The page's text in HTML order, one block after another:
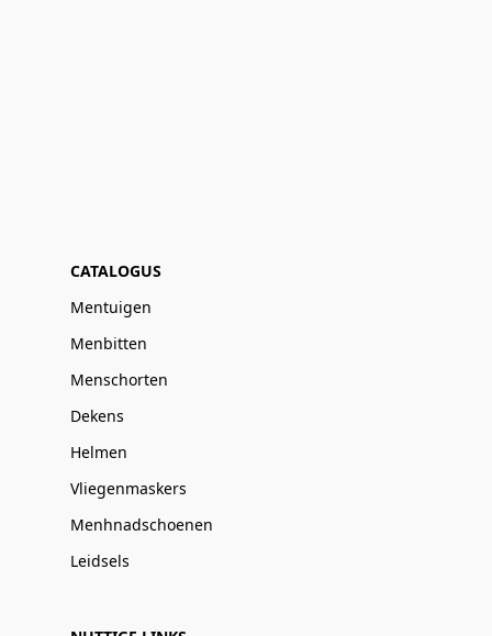
CATALOGUS
Mentuigen
Menbitten
Menschorten
Dekens
Helmen
Vliegenmaskers
Menhnadschoenen
Leidsels